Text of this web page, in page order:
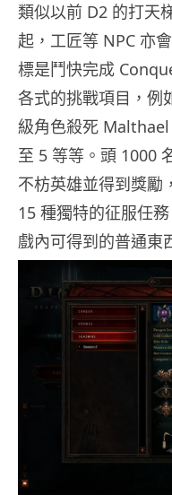
類似以前 D2 的打天
起，工匠等 NPC 亦
標是鬥快完成
各式的挑戰項目，例
級角色殺死
至 5 等等。頭 1000
不枋英雄並得到獎勵
15 種獨特的征服任
戲內可得到的普通東